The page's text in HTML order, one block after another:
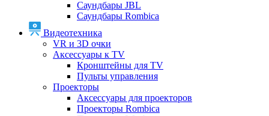
Саундбары JBL
Саундбары Rombica
Видеотехника
VR и 3D очки
Аксессуары к TV
Кронштейны для TV
Пульты управления
Проекторы
Аксессуары для проекторов
Проекторы Rombica